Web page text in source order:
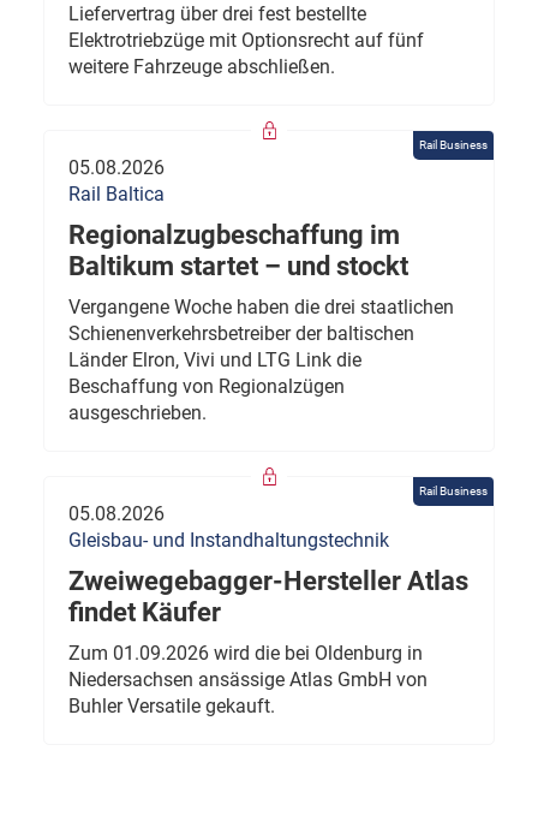
Liefervertrag über drei fest bestellte
Elektrotriebzüge mit Optionsrecht auf fünf
weitere Fahrzeuge abschließen.
Rail Business
05.08.2026
Rail Baltica
Regionalzugbeschaffung im
Baltikum startet – und stockt
Vergangene Woche haben die drei staatlichen
Schienenverkehrsbetreiber der baltischen
Länder Elron, Vivi und LTG Link die
Beschaffung von Regionalzügen
ausgeschrieben.
Rail Business
05.08.2026
Gleisbau- und Instandhaltungstechnik
Zweiwegebagger-Hersteller Atlas
findet Käufer
Zum 01.09.2026 wird die bei Oldenburg in
Niedersachsen ansässige Atlas GmbH von
Buhler Versatile gekauft.